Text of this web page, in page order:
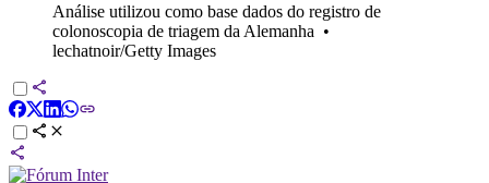
Análise utilizou como base dados do registro de
colonoscopia de triagem da Alemanha •
lechatnoir/Getty Images